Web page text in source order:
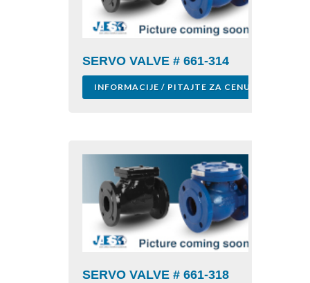
SERVO VALVE # 661-314
INFORMACIJE / PITAJTE ZA CENU
SERVO VALVE # 661-318